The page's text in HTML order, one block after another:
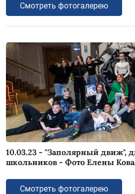
Смотреть фотогалерею
10.03.23 - "Заполярный движ",
школьников - Фото Елены
Смотреть фотогалерею